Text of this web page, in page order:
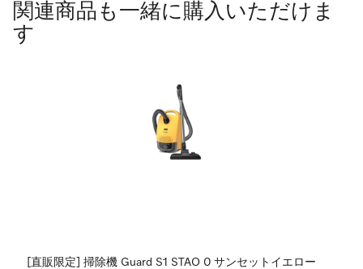
関連商品も一緒に購入いただけま
す
[直販限定] 掃除機 Guard S1 STAO 0 サンセットイエロー